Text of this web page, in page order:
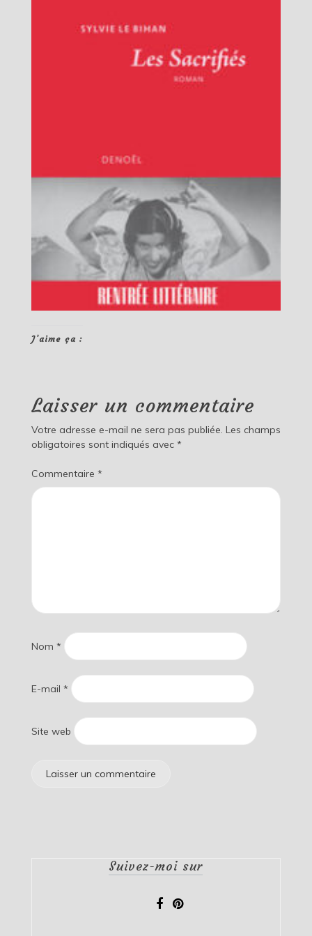
J’aime ça :
Laisser un commentaire
Votre adresse e-mail ne sera pas publiée. Les champs
obligatoires sont indiqués avec *
Commentaire *
Nom *
E-mail *
Site web
Suivez-moi sur